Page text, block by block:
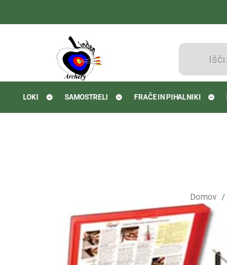
Products
LOKI SAMOSTRELI FRAČE IN PIHALNIKI
Domov